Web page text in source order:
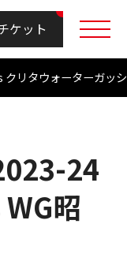
ケット
クリタウォーターガ
24
昭